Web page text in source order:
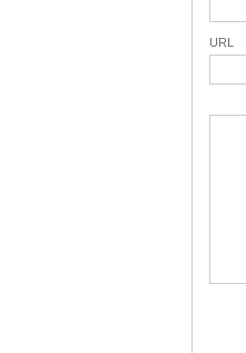
URL